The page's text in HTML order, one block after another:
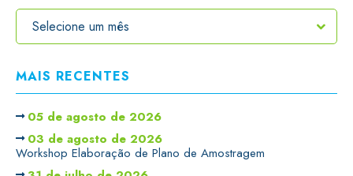
MAIS RECENTES
05 de agosto de 2026
03 de agosto de 2026
Workshop Elaboração de Plano de Amostragem